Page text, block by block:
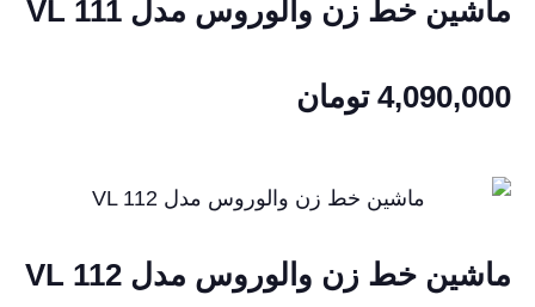
ماشین خط زن والوروس مدل VL 111
4,090,000 تومان
ماشین خط زن والوروس مدل VL 112